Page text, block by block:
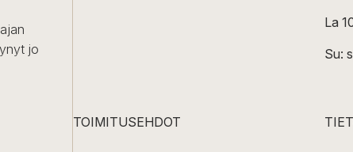
jo
La
Su:
TOIMITUSEHDOT